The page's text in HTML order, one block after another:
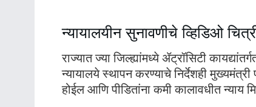
न्यायालयीन सुनावणीचे व्हिडिओ
राज्यात ज्या जिल्ह्यांमध्ये ॲट्रॉसिटी
न्यायालये स्थापन करण्याचे निर्देशही
होईल आणि पीडितांना कमी कालावधीत न्याय